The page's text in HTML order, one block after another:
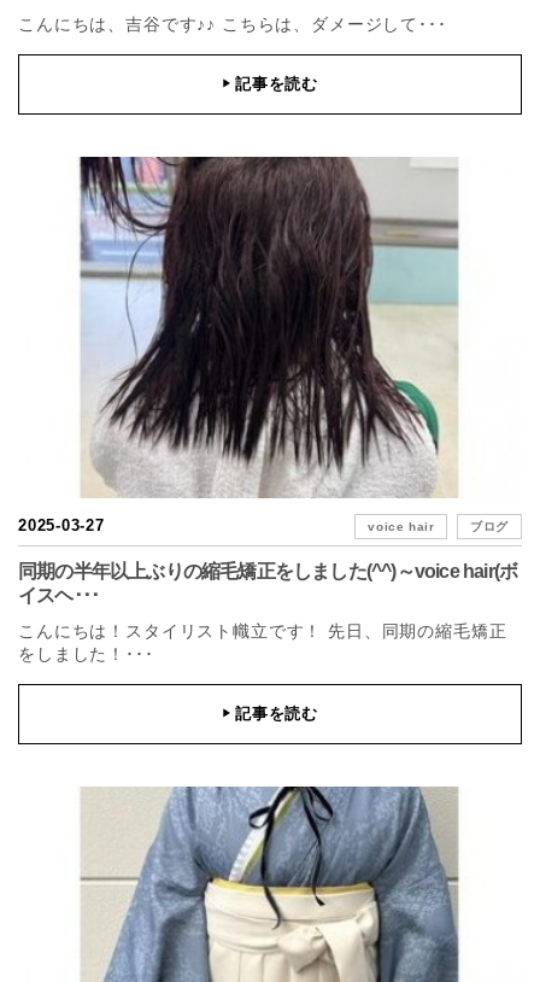
こんにちは、吉谷です♪♪ こちらは、ダメージして･･･
▶記事を読む
2025-03-27 voice hair ブログ
同期の半年以上ぶりの縮毛矯正をしました(^^)～voice hair(ボ
イスヘ･･･
こんにちは！スタイリスト幟立です！ 先日、同期の縮毛矯正
をしました！･･･
▶記事を読む